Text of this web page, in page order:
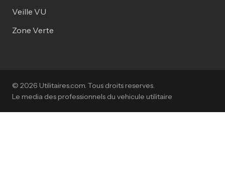
Veille VU
Zone Verte
© 2026 Utilitaires.com. Tous droits reserves.
Le media des professionnels du vehicule utilitaire